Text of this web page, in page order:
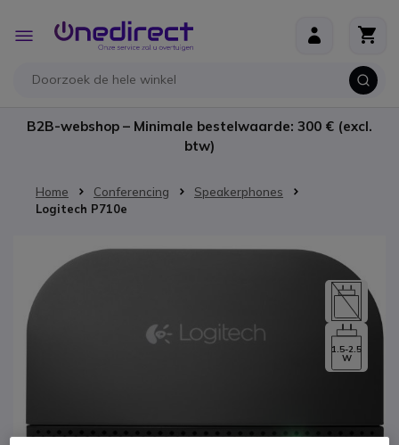
Toggle
Nav
B2B-webshop – Minimale bestelwaarde: 300 € (excl.
btw)
Home Conferencing
Speakerphones
Logitech P710e
1.5-2.5
W